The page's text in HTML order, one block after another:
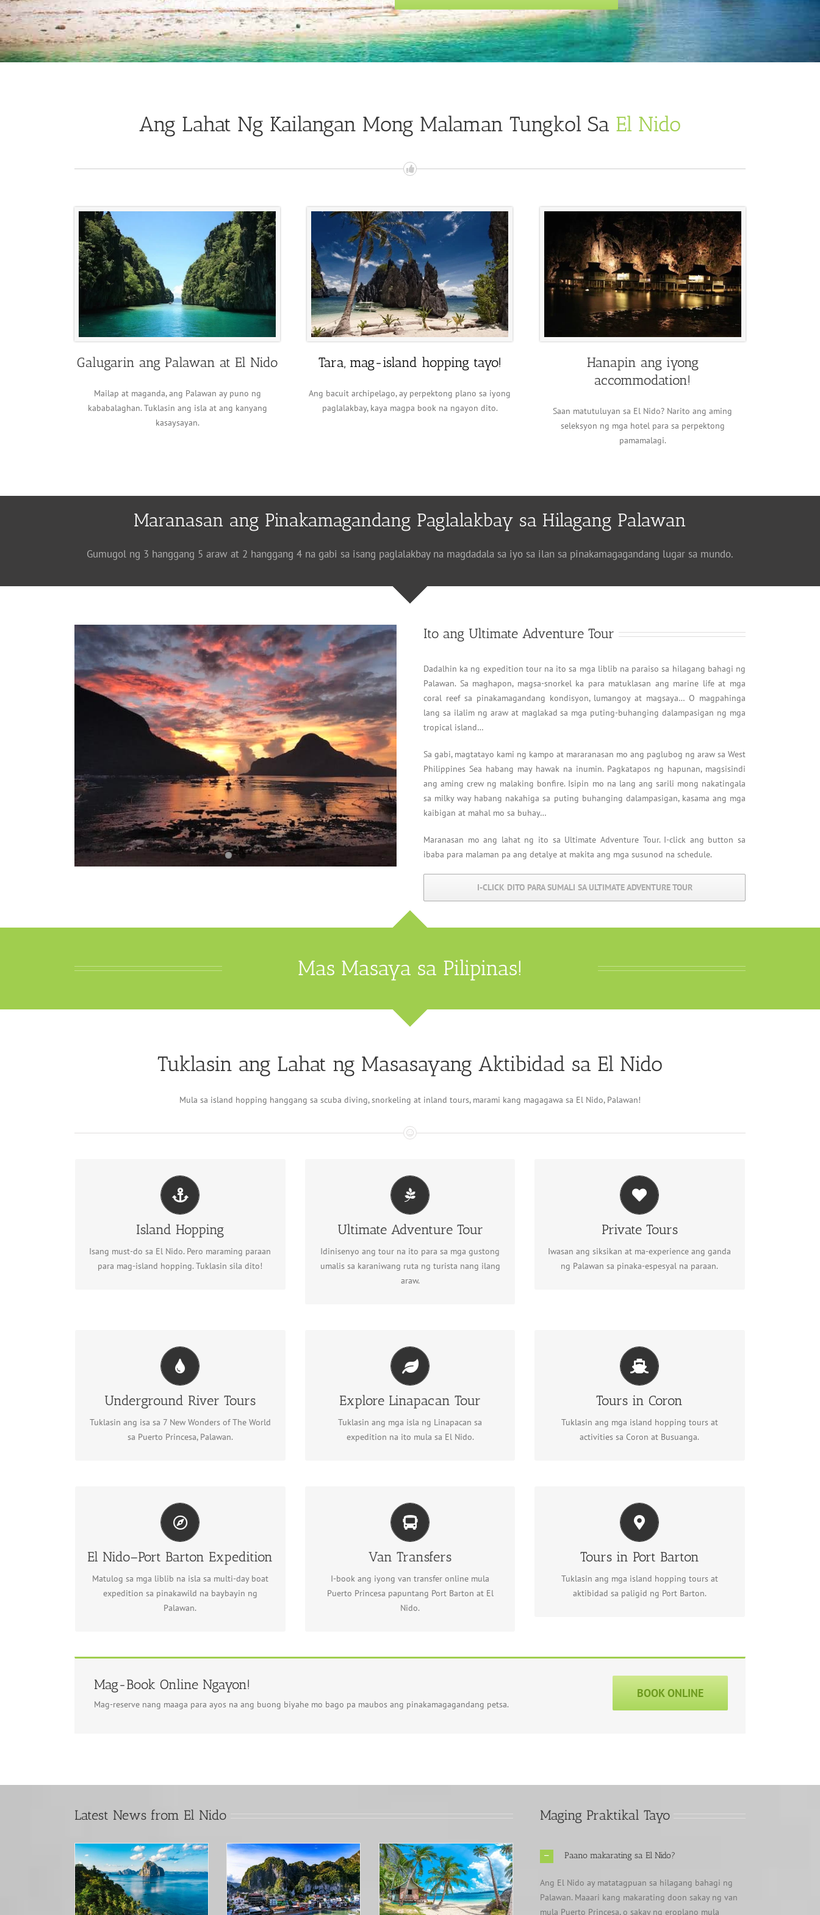
Ang Lahat Ng Kailangan Mong Malaman Tungkol Sa El Nido
Galugarin ang Palawan at El Nido
Mailap at maganda, ang Palawan ay puno ng
kababalaghan. Tuklasin ang isla at ang kanyang
kasaysayan.
Tara, mag-island hopping tayo!
Ang bacuit archipelago, ay perpektong plano sa iyong
paglalakbay, kaya magpa book na ngayon dito.
Hanapin ang iyong
accommodation!
Saan matutuluyan sa El Nido? Narito ang aming
seleksyon ng mga hotel para sa perpektong
pamamalagi.
Maranasan ang Pinakamagandang Paglalakbay sa Hilagang Palawan
Gumugol ng 3 hanggang 5 araw at 2 hanggang 4 na gabi sa isang paglalakbay na magdadala sa iyo sa ilan sa pinakamagagandang lugar sa mundo.
Ito ang Ultimate Adventure Tour
Dadalhin ka ng expedition tour na ito sa mga liblib na paraiso sa hilagang bahagi ng
Palawan. Sa maghapon, magsa-snorkel ka para matuklasan ang marine life at mga
coral reef sa pinakamagandang kondisyon, lumangoy at magsaya… O magpahinga
lang sa ilalim ng araw at maglakad sa mga puting-buhanging dalampasigan ng mga
tropical island…
Sa gabi, magtatayo kami ng kampo at mararanasan mo ang paglubog ng araw sa West
Philippines Sea habang may hawak na inumin. Pagkatapos ng hapunan, magsisindi
ang aming crew ng malaking bonfire. Isipin mo na lang ang sarili mong nakatingala
sa milky way habang nakahiga sa puting buhanging dalampasigan, kasama ang mga
kaibigan at mahal mo sa buhay…
Maranasan mo ang lahat ng ito sa Ultimate Adventure Tour. I-click ang button sa
ibaba para malaman pa ang detalye at makita ang mga susunod na schedule.
I-CLICK DITO PARA SUMALI SA ULTIMATE ADVENTURE TOUR
Mas Masaya sa Pilipinas!
Tuklasin ang Lahat ng Masasayang Aktibidad sa El Nido
Mula sa island hopping hanggang sa scuba diving, snorkeling at inland tours, marami kang magagawa sa El Nido, Palawan!
Island Hopping
Isang must-do sa El Nido. Pero maraming paraan
para mag-island hopping. Tuklasin sila dito!
Island Hopping
Tingnan ang island hopping
tours
Ultimate Adventure Tour
Idinisenyo ang tour na ito para sa mga gustong
umalis sa karaniwang ruta ng turista nang ilang
araw.
Ultimate Adventure Tour
Tuklasin ang adventure Private Tours
Iwasan ang siksikan at ma-experience ang ganda
ng Palawan sa pinaka-espesyal na paraan.
Private Tours
Planuhin ang private tour mo
Underground River Tours
Tuklasin ang isa sa 7 New Wonders of The World
sa Puerto Princesa, Palawan.
Underground River Tours
Tingnan ang Underground
River tours
Explore Linapacan Tour
Tuklasin ang mga isla ng Linapacan sa
expedition na ito mula sa El Nido.
Explore Linapacan Tour
Tuklasin ang Linapacan Tours in Coron
Tuklasin ang mga island hopping tours at
activities sa Coron at Busuanga.
Tours in Coron
Tingnan ang mga tour sa
Coron
El Nido–Port Barton Expedition
Matulog sa mga liblib na isla sa multi-day boat
expedition sa pinakawild na baybayin ng
Palawan.
El Nido–Port Barton Expedition
Tuklasin ang expedition Van Transfers
I-book ang iyong van transfer online mula
Puerto Princesa papuntang Port Barton at El
Nido.
Van Transfers
Mag-book ng van transfer Tours in Port Barton
Tuklasin ang mga island hopping tours at
aktibidad sa paligid ng Port Barton.
Tours in Port Barton
Tingnan ang tours sa Port
Barton
BOOK ONLINE
Mag-Book Online Ngayon!
Mag-reserve nang maaga para ayos na ang buong biyahe mo bago pa maubos ang pinakamagagandang petsa.
Latest News from El Nido
7 Bagay na kailangan
mong malaman Tungkol sa
El Nido
Mga Pinakamagandang
Beach sa Palawan: Ang
Complete Guide sa Mga
Paraiso ng Isla
Maging Praktikal Tayo
Paano makarating sa El Nido?
Ang El Nido ay matatagpuan sa hilagang bahagi ng
Palawan. Maaari kang makarating doon sakay ng van
mula Puerto Princesa, o sakay ng eroplano mula